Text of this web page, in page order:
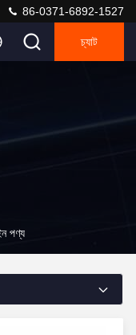
86-0371-6892-1527
চ্যাট
পণ্য